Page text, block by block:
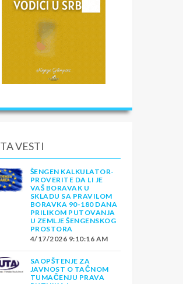
VESTI
ŠENGEN KALKULATOR-
PROVERITE DA LI JE
VAŠ BORAVAK U
SKLADU SA PRAVILOM
BORAVKA 90-180 DANA
PRILIKOM PUTOVANJA
U ZEMLJE ŠENGENSKOG
PROSTORA
4/17/2026 9:10:16 AM
SAOPŠTENJE ZA
JAVNOST O TAČNOM
TUMAČENJU PRAVA